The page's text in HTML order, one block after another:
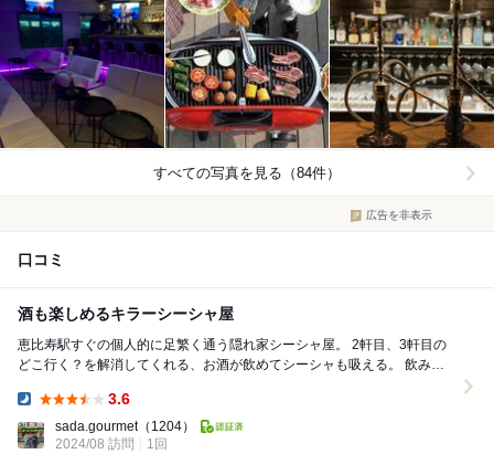
すべての写真を見る（84件）
広告を非表示
口コミ
酒も楽しめるキラーシーシャ屋
恵比寿駅すぐの個人的に足繁く通う隠れ家シーシャ屋。 2軒目、3軒目の
どこ行く？を解消してくれる、お酒が飲めてシーシャも吸える。 飲み放
3.6
sada.gourmet （1204）
2024/08 訪問
1回